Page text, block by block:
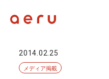
2014.02.25
メディア掲載